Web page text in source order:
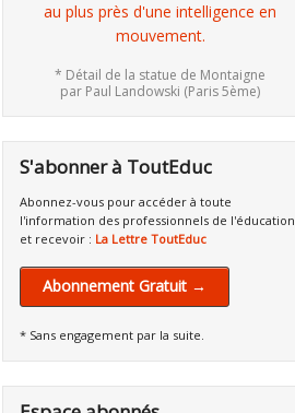
au plus près d'une intelligence en
mouvement.
* Détail de la statue de Montaigne
par Paul Landowski (Paris 5ème)
S'abonner à ToutEduc
Abonnez-vous pour accéder à toute
l'information des professionnels de l'éducation
et recevoir : La Lettre ToutEduc
Abonnement Gratuit →
* Sans engagement par la suite.